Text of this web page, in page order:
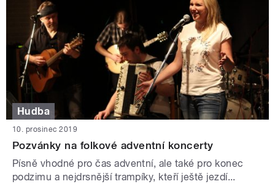
Hudba
10. prosinec 2019
Pozvánky na folkové adventní koncerty
Písně vhodné pro čas adventní, ale také pro konec
podzimu a nejdrsnější trampíky, kteří ještě jezdí...